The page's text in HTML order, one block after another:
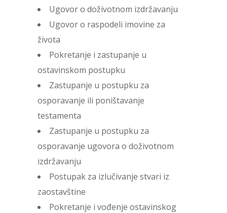
Ugovor o doživotnom izdržavanju
Ugovor o raspodeli imovine za
života
Pokretanje i zastupanje u
ostavinskom postupku
Zastupanje u postupku za
osporavanje ili poništavanje
testamenta
Zastupanje u postupku za
osporavanje ugovora o doživotnom
izdržavanju
Postupak za izlučivanje stvari iz
zaostavštine
Pokretanje i vođenje ostavinskog